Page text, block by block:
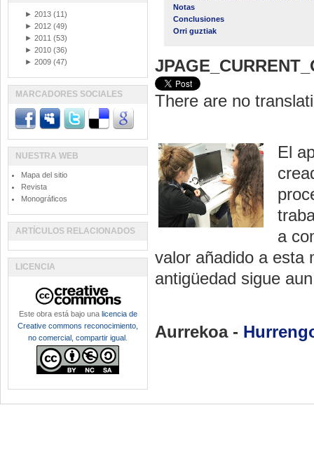
Notas
Conclusiones
Orri guztiak
There are no
El
a
valor añadido a esta
antigüedad sigue
Aurrekoa -
► 2013 (11)
► 2012 (49)
► 2011 (53)
► 2010 (36)
► 2009 (47)
MARCADORES SOCIALES
NUESTRA WEB
Mapa del sitio
Revista
Monográficos
ARTÍCULOS RELACIONADOS
LICENCIA
Este obra está bajo una licencia de
Creative commons reconocimiento,
no comercial, compartir igual